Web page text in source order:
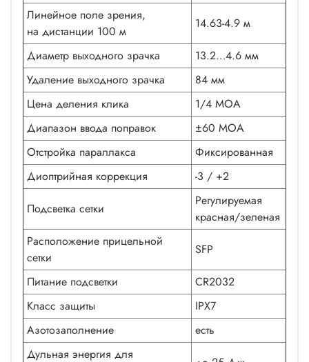
Линейное поле зрения,
на дистанции 100 м
14.63-4.9 м
Диаметр выходного зрачка
13.2…4.6 мм
Удаление выходного зрачка
84 мм
Цена деления клика
1/4 MOA
Диапазон ввода поправок
±60 МОА
Отстройка параллакса
Фиксированная
Диоптрийная коррекция
-3 / +2
Подсветка сетки
Регулируемая
красная/зеленая
Расположение прицельной
сетки
SFP
Питание подсветки
CR2032
Класс защиты
IPX7
Азотозаполнение
есть
Дульная энергия для